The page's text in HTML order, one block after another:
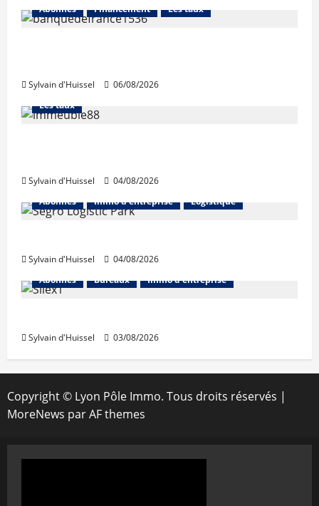
Abonnés Financement Les taux
Sylvain d'Huissel 06/08/2026
Abonnés Financement
Les taux
Sylvain d'Huissel
04/08/2026
Abonnés
Immo d'entreprise Logistique
Sylvain d'Huissel
04/08/2026
Abonnés
Bureaux Immo d'entreprise
Sylvain d'Huissel 03/08/2026
Copyright © Lyon Pôle Immo. Tous droits réservés |
MoreNews par AF themes